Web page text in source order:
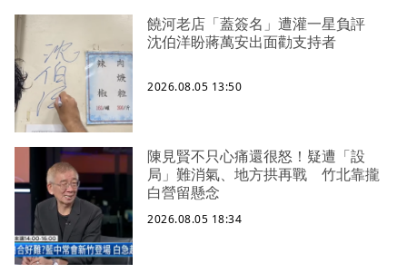
饒河老店「蓋簽名」遭灌一星負評
沈伯洋盼蔣萬安出面勸支持者
2026.08.05 13:50
陳見賢不只心痛還很怒！疑遭「設
局」難消氣、地方拱再戰 竹北靠攏
白營留懸念
2026.08.05 18:34